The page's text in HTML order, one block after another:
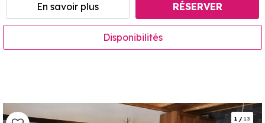
En savoir plus RÉSERVER
Disponibilités
1 / 13